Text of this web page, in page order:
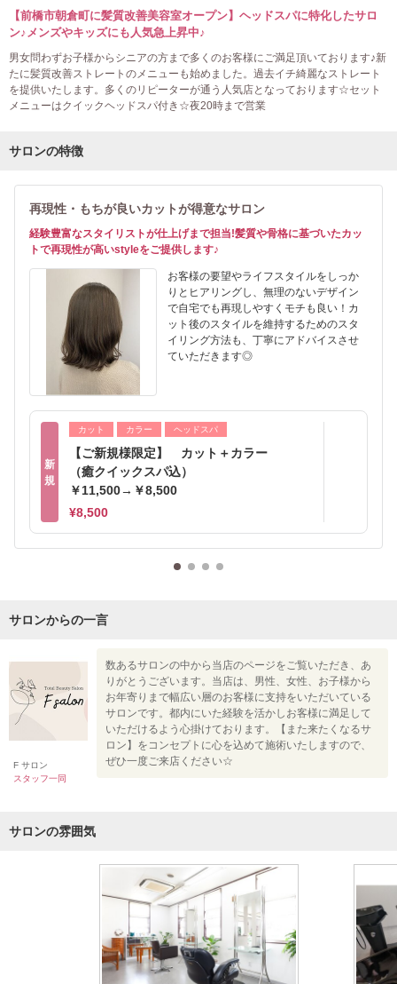
【前橋市朝倉町に髪質改善美容室オープン】ヘッドスパに特化したサロ
ン♪メンズやキッズにも人気急上昇中♪
男女問わずお子様からシニアの方まで多くのお客様にご満足頂いております♪新
たに髪質改善ストレートのメニューも始めました。過去イチ綺麗なストレート
を提供いたします。多くのリピーターが通う人気店となっております☆セット
メニューはクイックヘッドスパ付き☆夜20時まで営業
サロンの特徴
再現性・もちが良いカットが得意なサロン
経験豊富なスタイリストが仕上げまで担当!髪質や骨格に基づいたカッ
トで再現性が高いstyleをご提供します♪
お客様の要望やライフスタイルをしっか
りとヒアリングし、無理のないデザイン
で自宅でも再現しやすくモチも良い！カ
ット後のスタイルを維持するためのスタ
イリング方法も、丁寧にアドバイスさせ
ていただきます◎
新
規
カット カラー ヘッドスパ
【ご新規様限定】 カット＋カラー
（癒クイックスパ込）
￥11,500→￥8,500
¥8,500
サロンからの一言
F サロン
スタッフ一同
数あるサロンの中から当店のページをご覧いただき、あ
りがとうございます。当店は、男性、女性、お子様から
お年寄りまで幅広い層のお客様に支持をいただいている
サロンです。都内にいた経験を活かしお客様に満足して
いただけるよう心掛けております。【また来たくなるサ
ロン】をコンセプトに心を込めて施術いたしますので、
ぜひ一度ご来店ください☆
サロンの雰囲気